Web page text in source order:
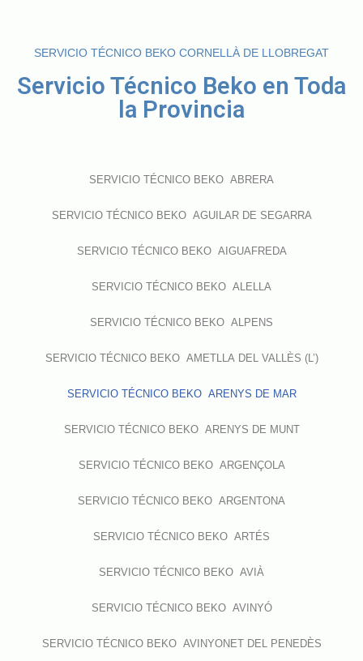
SERVICIO TÉCNICO BEKO CORNELLÀ DE LLOBREGAT
Servicio Técnico Beko en Toda
la Provincia
SERVICIO TÉCNICO BEKO ABRERA
SERVICIO TÉCNICO BEKO AGUILAR DE SEGARRA
SERVICIO TÉCNICO BEKO AIGUAFREDA
SERVICIO TÉCNICO BEKO ALELLA
SERVICIO TÉCNICO BEKO ALPENS
SERVICIO TÉCNICO BEKO AMETLLA DEL VALLÈS (L’)
SERVICIO TÉCNICO BEKO ARENYS DE MAR
SERVICIO TÉCNICO BEKO ARENYS DE MUNT
SERVICIO TÉCNICO BEKO ARGENÇOLA
SERVICIO TÉCNICO BEKO ARGENTONA
SERVICIO TÉCNICO BEKO ARTÉS
SERVICIO TÉCNICO BEKO AVIÀ
SERVICIO TÉCNICO BEKO AVINYÓ
SERVICIO TÉCNICO BEKO AVINYONET DEL PENEDÈS